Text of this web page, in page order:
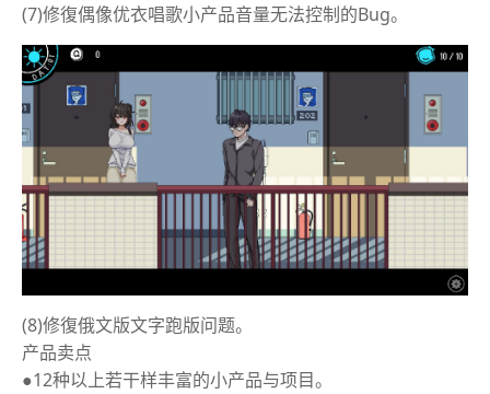
(7)修復偶像优衣唱歌小产品音量无法控制的Bug。
(8)修復俄文版文字跑版问题。
产品卖点
●12种以上若干样丰富的小产品与项目。